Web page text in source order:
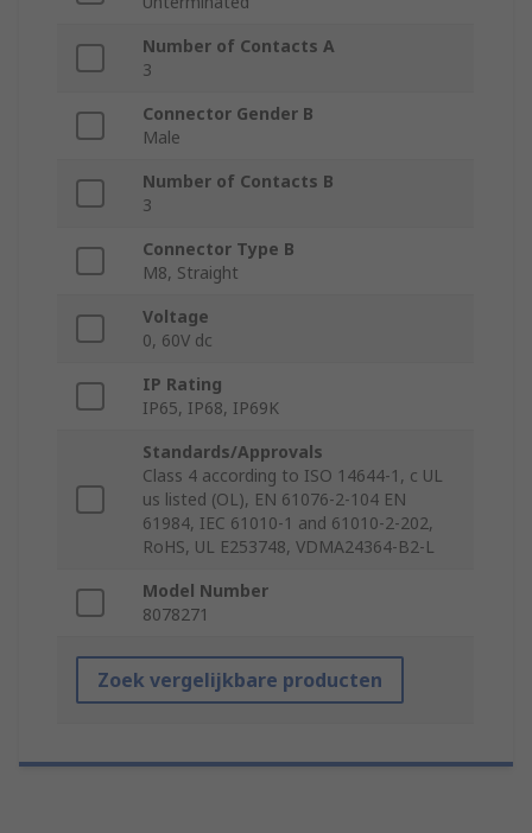
Number of Contacts A
3
Connector Gender B
Male
Number of Contacts B
3
Connector Type B
M8, Straight
Voltage
0, 60V dc
IP Rating
IP65, IP68, IP69K
Standards/Approvals
Class 4 according to ISO 14644-1, c UL
us listed (OL), EN 61076-2-104 EN
61984, IEC 61010-1 and 61010-2-202,
RoHS, UL E253748, VDMA24364-B2-L
Model Number
8078271
Zoek vergelijkbare producten